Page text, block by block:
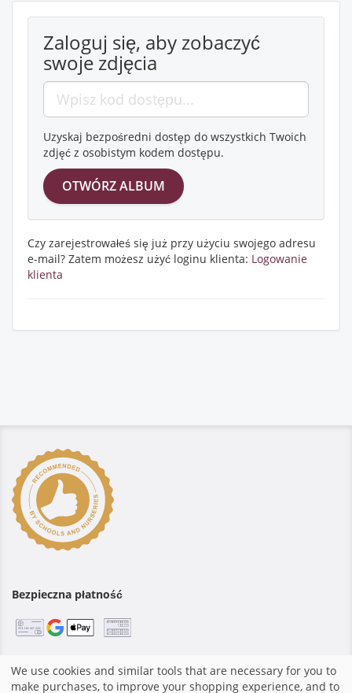
Zaloguj się, aby zobaczyć
swoje zdjęcia
Uzyskaj bezpośredni dostęp do wszystkich Twoich
zdjęć z osobistym kodem dostępu.
Czy zarejestrowałeś się już przy użyciu swojego adresu
e-mail? Zatem możesz użyć loginu klienta: Logowanie
klienta
Bezpieczna płatność
Strona domowa |Znak firmowy|Regulamin|System
We use cookies and similar tools that are necessary for you to
make purchases, to improve your shopping experience, and to